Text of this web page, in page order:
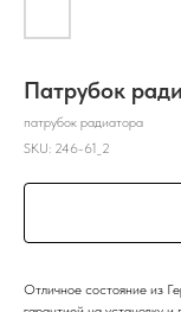
Патрубок
патрубок радиатора
SKU: 246-61_2
Отличное состояние из